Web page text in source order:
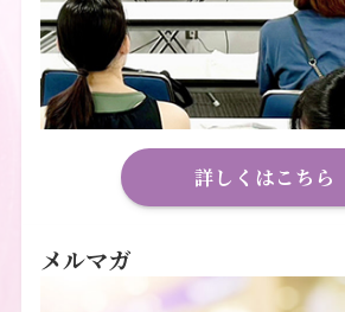
詳しくはこちら
メルマガ